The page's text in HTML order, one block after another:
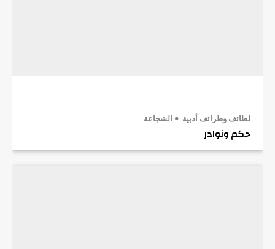
لطائف وطرائف أدبية الشجاعة
حكم ونوادر